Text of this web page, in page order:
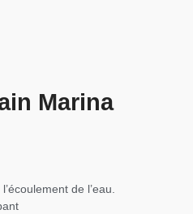
Marina
de l’eau.